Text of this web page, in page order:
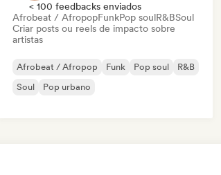
< 100 feedbacks enviados
Afrobeat / AfropopFunkPop soulR&BSoul
Criar posts ou reels de impacto sobre
artistas
Afrobeat / Afropop Funk Pop soul
R&B
Soul
Pop urbano